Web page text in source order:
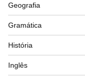
Geografia
Gramática
História
Inglês